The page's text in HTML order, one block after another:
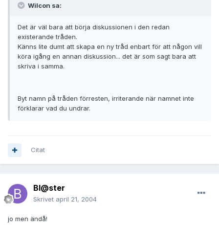
Wilcon sa:
Det är väl bara att börja diskussionen i den redan
existerande tråden.
Känns lite dumt att skapa en ny tråd enbart för att någon vill
köra igång en annan diskussion... det är som sagt bara att
skriva i samma.
Byt namn på tråden förresten, irriterande när namnet inte
förklarar vad du undrar.
Citat
Bl@ster
Skrivet april 21, 2004
jo men ändå!